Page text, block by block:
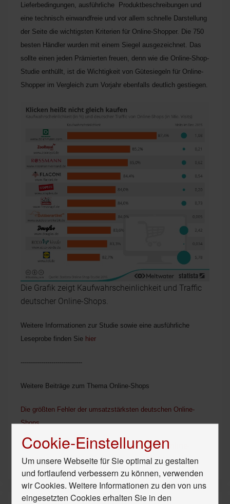
Lieferbedingungen, ausführliche Produktbeschreibungen und
eine technisch einwandfreie und vor allem schnelle Darstellung
der Seite die wichtigsten Kriterien für Online-Shopper. Die 750
besten Händler wurden mit einem Siegel ausgezeichnet. Das
sollte einen jeden Prämierten freuen, denn wie die Online-Shop-
Studie enthüllt, ist die Wichtigkeit von Gütesiegeln für Online-
Shopper im Vergleich zum Vorjahr ebenfalls deutlich gestiegen.
Die Grafik zeigt Kaufwahrscheinlichkeit und Traffic
deutscher Online-Shops.
Weitere Informationen zur Studie sowie eine ausführliche
Leseprobe finden Sie hier
------------------------------
Weitere Beiträge zum Thema Online-Shops
Die größten Fehler der umsatzstärksten deutschen Online-
Shops
Zahlungsmittelvorlieben von Kunden in Online-
Shops
Cookie-Einstellungen
Um unsere Webseite für Sie optimal zu gestalten
und fortlaufend verbessern zu können, verwenden
wir Cookies. Weitere Informationen zu den von uns
eingesetzten Cookies erhalten Sie in den